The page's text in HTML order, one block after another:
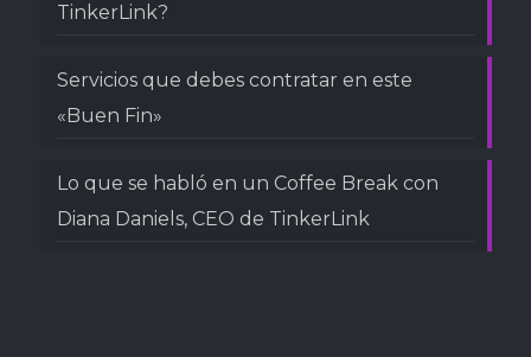
TinkerLink?
Servicios que debes contratar en este
«Buen Fin»
Lo que se habló en un Coffee Break con
Diana Daniels, CEO de TinkerLink